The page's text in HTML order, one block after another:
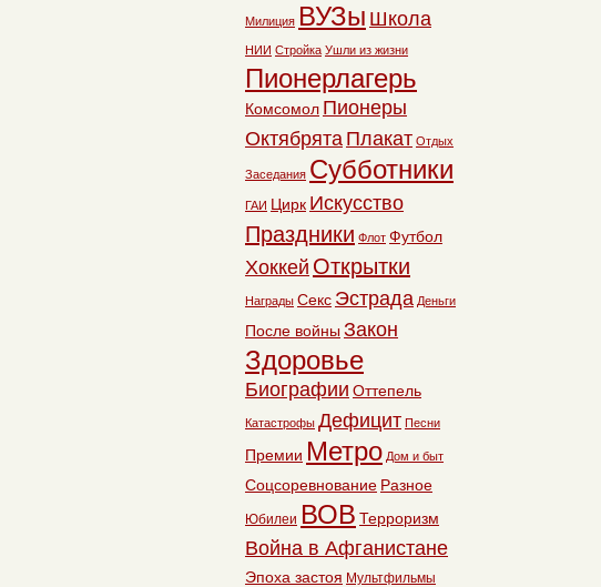
Милиция ВУЗы Школа
НИИ Стройка Ушли из жизни
Пионерлагерь
Комсомол Пионеры
Октябрята Плакат Отдых
Заседания Субботники
ГАИ Цирк Искусство
Праздники Флот Футбол
Хоккей Открытки
Награды Секс Эстрада Деньги
После войны Закон
Здоровье
Биографии Оттепель
Катастрофы Дефицит Песни
Премии Метро Дом и быт
Соцсоревнование Разное
Юбилеи ВОВ Терроризм
Война в Афганистане
Эпоха застоя Мультфильмы